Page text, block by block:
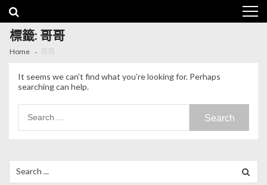
Skip to navigation
Skip to content
標籤: 哥哥
Home
It seems we can’t find what you’re looking for. Perhaps
searching can help.